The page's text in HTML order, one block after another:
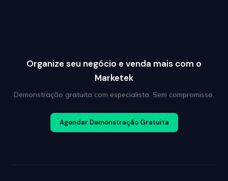
Organize seu negócio e venda mais com o
Marketek
Demonstração gratuita com especialista. Sem compromisso.
Agendar Demonstração Gratuita